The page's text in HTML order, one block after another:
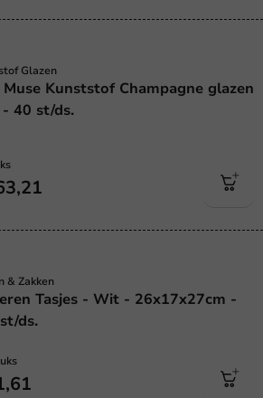
Glazen
Muse Kunststof Champagne glazen
40 st/ds.
& Zakken
Tasjes - Wit - 26x17x27cm -
ds.